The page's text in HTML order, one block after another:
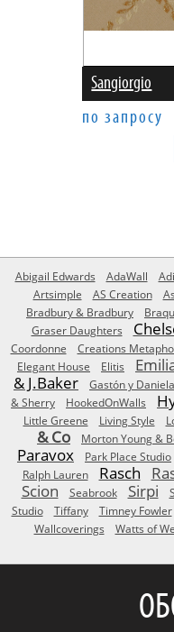
Sangiorgio
по запросу
Abigail Edwards AdaWall Adi
Artsimple
AS Creation
Bradbury & Bradbury
Graser Daughters
Coordonne Creations
Elegant House
Elitis
& J.Baker
Gastón y Daniela
& Sherry
HookedOnWalls
Little Greene
Living Style
& Co
Morton Young &
Paravox Park Place Studio
Ralph Lauren
Rasch
Scion Seabrook Sirpi
Studio
Tiffany Timney Fowler
Wallcoverings
Watts of